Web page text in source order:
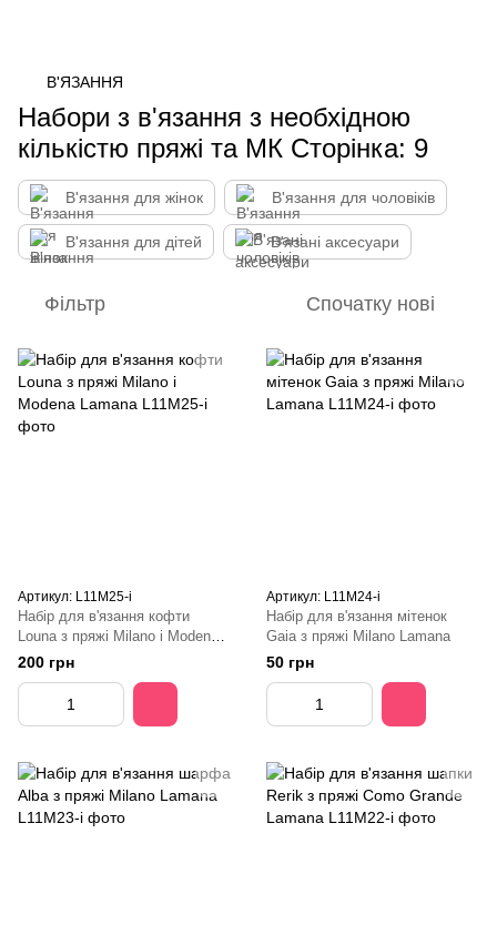
В'ЯЗАННЯ
Набори з в'язання з необхідною
кількістю пряжі та МК Сторінка: 9
В'язання для жінок В'язання для чоловіків
В'язання для дітей В'язані аксесуари
Фільтр Спочатку нові
Артикул: L11M25-i
Набір для в'язання кофти
Louna з пряжі Milano і Modena
Lamana
200 грн
Артикул: L11M24-і
Набір для в'язання мітенок
Gaia з пряжі Milano Lamana
50 грн